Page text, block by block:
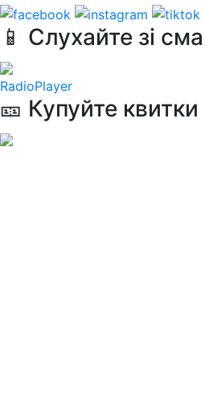
📱 Слухайте зі
RadioPlayer
🎫 Купуйте